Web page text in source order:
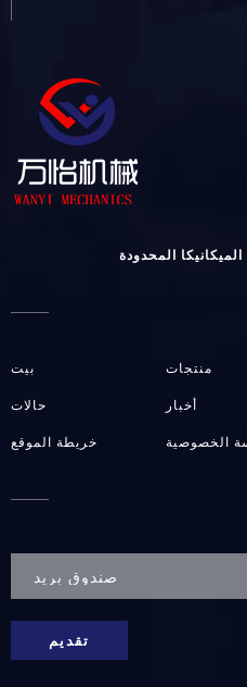
المحدودة
بيت منتجات
حالات أخبار
خريطة الموقع الخصوصية
تقديم